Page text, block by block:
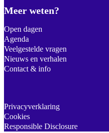
Meer weten?
Open dagen
Agenda
Veelgestelde vragen
Nieuws en verhalen
Contact & info
Privacyverklaring
Cookies
Responsible Disclosure